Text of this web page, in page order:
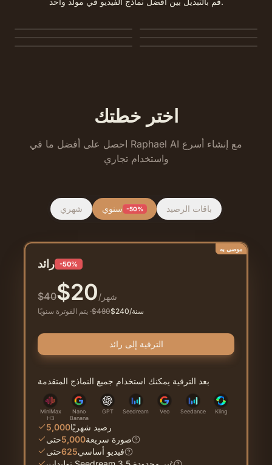
اختر خطتك
احصل على أفضل ما في Raphael AI مع إنشاء أسرع
واستخدام تجاري
شهري سنوي -50% باقات الرصيد
موصى به
رائد -50%
$40$20 /شهر
يتم الفوترة سنويًا ·$480$240 /سنة
الترقية إلى رائد
بعد الترقية يمكنك استخدام جميع النماذج المتقدمة
MiniMax
H3
Nano
Banana
GPT Seedream Veo Seedance Kling
5,000رصيد شهريًا
حتى5,000صورة سريعة
حتى625فيديو أساسي